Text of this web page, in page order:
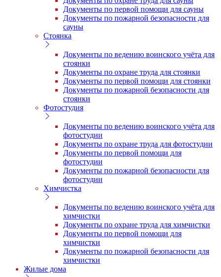
Документы по первой помощи для сауны
Документы по пожарной безопасности для
сауны
Стоянка
Документы по ведению воинского учёта для
стоянки
Документы по охране труда для стоянки
Документы по первой помощи для стоянки
Документы по пожарной безопасности для
стоянки
Фотостудия
Документы по ведению воинского учёта для
фотостудии
Документы по охране труда для фотостудии
Документы по первой помощи для
фотостудии
Документы по пожарной безопасности для
фотостудии
Химчистка
Документы по ведению воинского учёта для
химчистки
Документы по охране труда для химчистки
Документы по первой помощи для
химчистки
Документы по пожарной безопасности для
химчистки
Жилые дома